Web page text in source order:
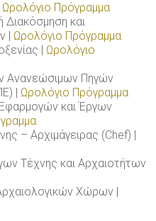
Ωρολόγιο Πρόγραμμα
Διακόσμηση και
| Ωρολόγιο Πρόγραμμα
| Ωρολόγιο
Ανανεώσιμων Πηγών
| Ωρολόγιο Πρόγραμμα
και Έργων
– Αρχιμάγειρας (Chef) |
Τέχνης και Αρχαιοτήτων
Χώρων |